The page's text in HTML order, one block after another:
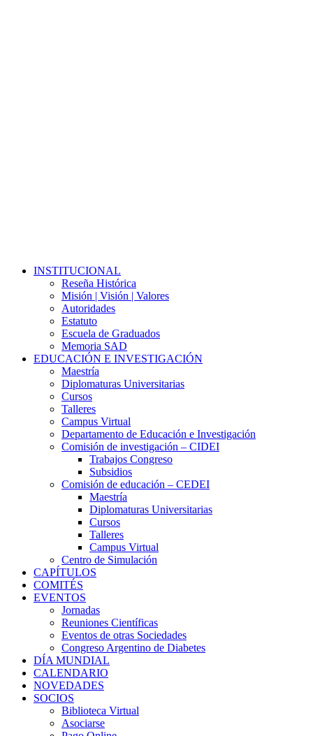
Close
INSTITUCIONAL
Reseña Histórica
Misión | Visión | Valores
Autoridades
Estatuto
Escuela de Graduados
Memoria SAD
EDUCACIÓN E INVESTIGACIÓN
Maestría
Diplomaturas Universitarias
Cursos
Talleres
Campus Virtual
Departamento de Educación e Investigación
Comisión de investigación – CIDEI
Trabajos Congreso
Subsidios
Comisión de educación – CEDEI
Maestría
Diplomaturas Universitarias
Cursos
Talleres
Campus Virtual
Centro de Simulación
CAPÍTULOS
COMITÉS
EVENTOS
Jornadas
Reuniones Científicas
Eventos de otras Sociedades
Congreso Argentino de Diabetes
DÍA MUNDIAL
CALENDARIO
NOVEDADES
SOCIOS
Biblioteca Virtual
Asociarse